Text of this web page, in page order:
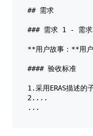
## 需求
### 需求 1 - 需
**用户故事：**用
#### 验收标准
1.采用ERAS描述
2....